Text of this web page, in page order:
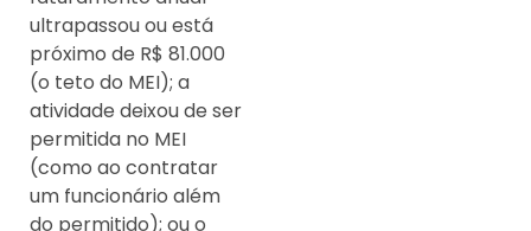
ultrapassou ou está
próximo de R$ 81.000
(o teto do MEI); a
atividade deixou de ser
permitida no MEI
(como ao contratar
um funcionário além
do permitido); ou o